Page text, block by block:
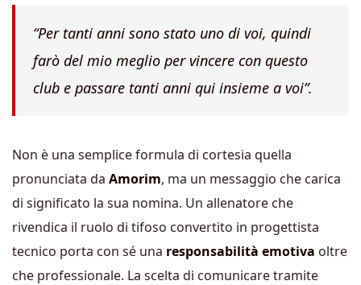
“Per tanti anni sono stato uno di voi, quindi
farò del mio meglio per vincere con questo
club e passare tanti anni qui insieme a voi”.
Non è una semplice formula di cortesia quella
pronunciata da Amorim, ma un messaggio che carica
di significato la sua nomina. Un allenatore che
rivendica il ruolo di tifoso convertito in progettista
tecnico porta con sé una responsabilità emotiva oltre
che professionale. La scelta di comunicare tramite